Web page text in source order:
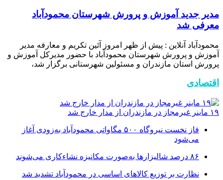
مدیر جدید آموزش و پرورش شهرستان محمودآباد
معرفی شد
محمودآباد آنلاین : پیش از ظهر امروز آئین تکریم و معارفه مدیر
آموزش و پرورش شهرستان محمودآباد با حضور مدیرکل آموزش و
پرورش استان مازندران و مسئولین شهرستانی برگزار شد،
اقتصادی
۱۹ ماینر غیرمجاز در مازندران از مدار خارج شد
فاز نخست نیروگاه ۵۰۰ مگاواتی محمودآباد به‌زودی آغاز
می‌شود
۸۶ درصد شالیزارها به‌صورت مکانیزه نشاءکاری می‌شوند
نظارت بر توزیع کالا‌های اساسی در محمودآباد تشدید شد